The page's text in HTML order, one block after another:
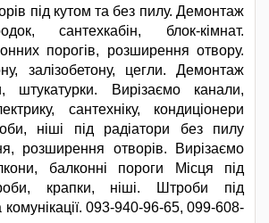
під кутом та без пилу. Демонтаж
сантехкабін, блок-кімнат.
порогів, розширення отвору.
залізобетону, цегли. Демонтаж
штукатурки. Вирізаємо канали,
сантехніку, кондиціонери
ніші під радіатори без пилу
розширення отворів. Вирізаємо
балконні пороги Місця під
крапки, ніші. Штроби під
комунікації. 093-940-96-65, 099-608-